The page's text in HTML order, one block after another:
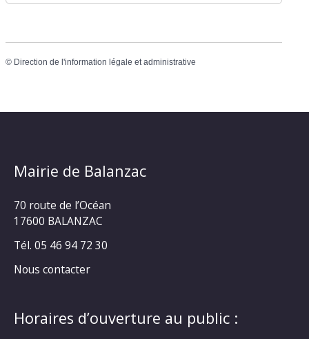
© Direction de l'information légale et administrative
Mairie de Balanzac
70 route de l’Océan
17600 BALANZAC
Tél. 05 46 94 72 30
Nous contacter
Horaires d’ouverture au public :